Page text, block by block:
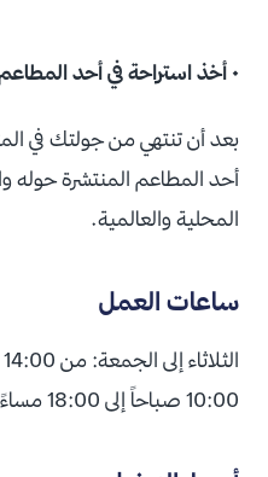
• أخذ استراحة في أحد
بعد أن تنتهي من جولتك في
أحد المطاعم المنتشرة حوله
المحلية والعالمية.
ساعات العمل
10:00 صباحاً إلى 18:00 مساءً. يغلق يوم الإثنين.